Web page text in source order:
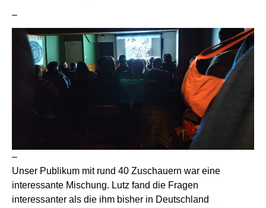
–
–
Unser Publikum mit rund 40 Zuschauern war eine
interessante Mischung. Lutz fand die Fragen
interessanter als die ihm bisher in Deutschland